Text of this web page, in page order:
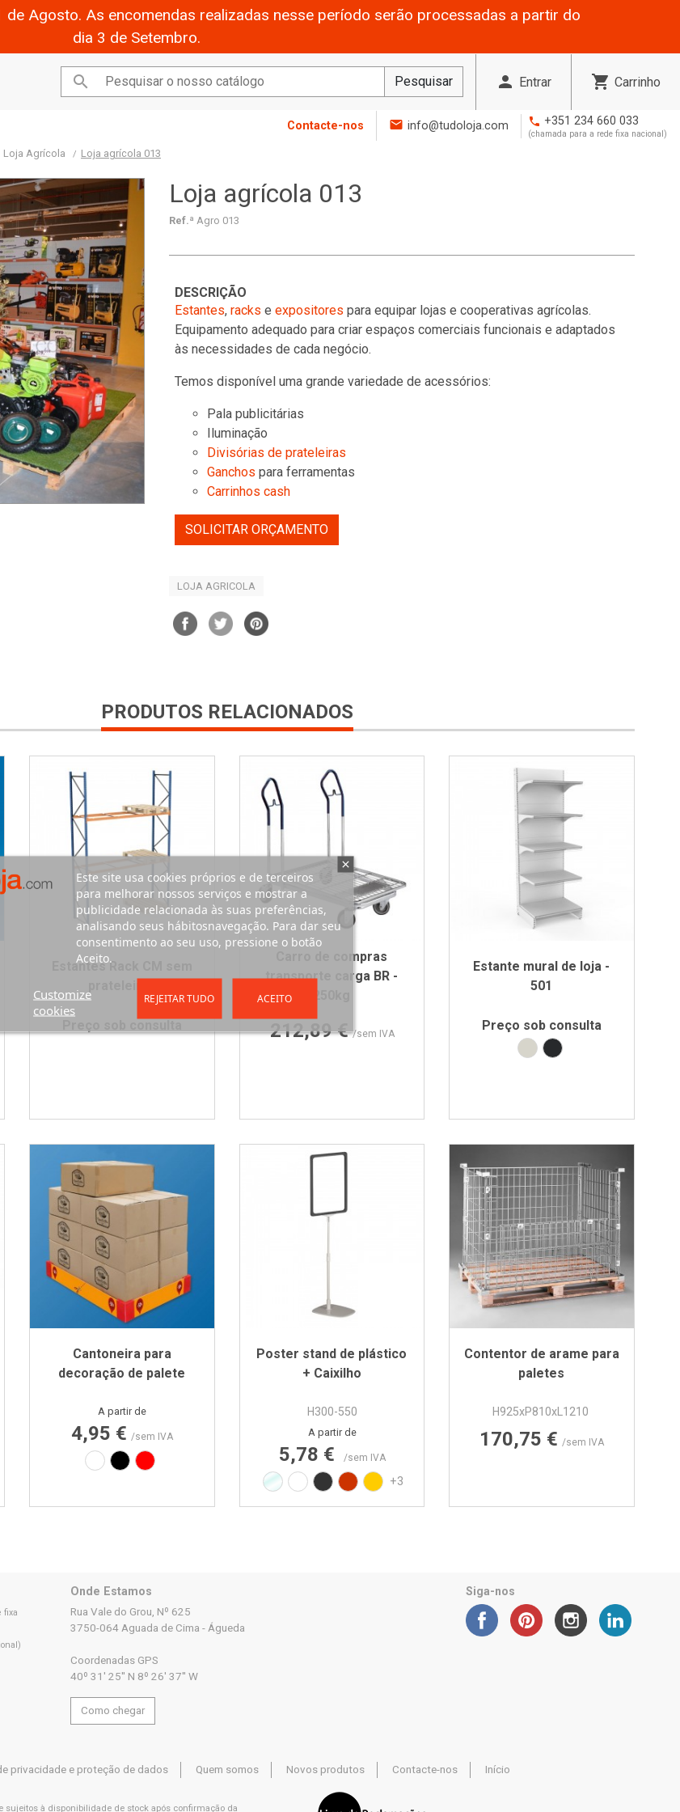
Agosto. As encomendas realizadas nesse período serão processadas a partir do
dia 3 de Setembro.
 Pesquisar person Entrar shopping_cart Carrinho
Contacte-nos mail info@tudoloja.com phone +351 234 660 033
(chamada para a rede fixa nacional)
Loja Agrícola Loja agrícola 013
Loja agrícola 013
Ref.ª Agro 013
DESCRIÇÃO
Estantes, racks e expositores para equipar lojas e cooperativas agrícolas.
Equipamento adequado para criar espaços comerciais funcionais e adaptados
às necessidades de cada negócio.
Temos disponível uma grande variedade de acessórios:
Pala publicitárias
Iluminação
Divisórias de prateleiras
Ganchos para ferramentas
Carrinhos cash
SOLICITAR ORÇAMENTO
LOJA AGRICOLA
PRODUTOS RELACIONADOS
Estantes Rack CM sem
Carro de compras
transporte carga BR -
212,89 € /sem IVA
Estante mural de loja -
501
Preço sob consulta
Branco RAL9002
Preto RAL9005
Cantoneira para
decoração de palete
Preço
A partir de
4,95 € /sem IVA
BrancoPreto Vermelho
Poster stand de plástico
+ Caixilho
H300-550
Preço
A partir de
5,78 € /sem IVA
Transparente
Branco RAL9010
Preto RAL9017
Vermelho RAL3020
Amarelo RAL1021
+3
Contentor de arame para
paletes
H925xP810xL1210
Preço
170,75 € /sem IVA
fixa
Onde Estamos
Rua Vale do Grou, Nº 625
3750-064 Aguada de Cima - Águeda
Coordenadas GPS
40º 31' 25'' N 8º 26' 37'' W
Como chegar
Siga-nos
privacidade e proteção de dados Quem somos Novos produtos Contacte-nos Início
sujeitos à disponibilidade de stock após confirmação da
Este site usa cookies próprios e de terceiros
para melhorar nossos serviços e mostrar a
publicidade relacionada às suas preferências,
analisando seus hábitosnavegação. Para dar seu
consentimento ao seu uso, pressione o botão
Aceito.
Customize
cookies
REJEITAR TUDO ACEITO